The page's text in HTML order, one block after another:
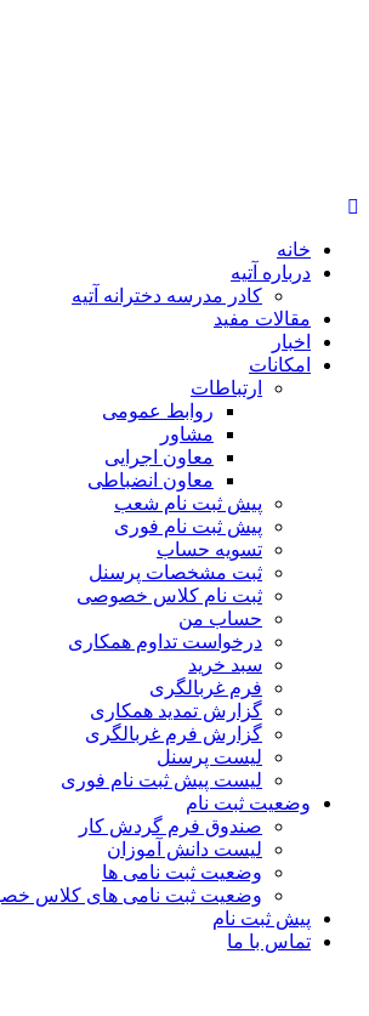
خانه
درباره آتیه
کادر مدرسه دخترانه آتیه
مقالات مفید
اخبار
امکانات
ارتباطات
روابط عمومی
مشاور
معاون اجرایی
معاون انضباطی
پیش ثبت نام شعب
پیش ثبت نام فوری
تسویه حساب
ثبت مشخصات پرسنل
ثبت نام کلاس خصوصی
حساب من
درخواست تداوم همکاری
سبد خرید
فرم غربالگری
گزارش تمدید همکاری
گزارش فرم غربالگری
لیست پرسنل
لیست پیش ثبت نام فوری
وضعیت ثبت نام
صندوق فرم گردش کار
لیست دانش آموزان
وضعیت ثبت نامی ها
وضعیت ثبت نامی های کلاس
پیش ثبت نام
تماس با ما